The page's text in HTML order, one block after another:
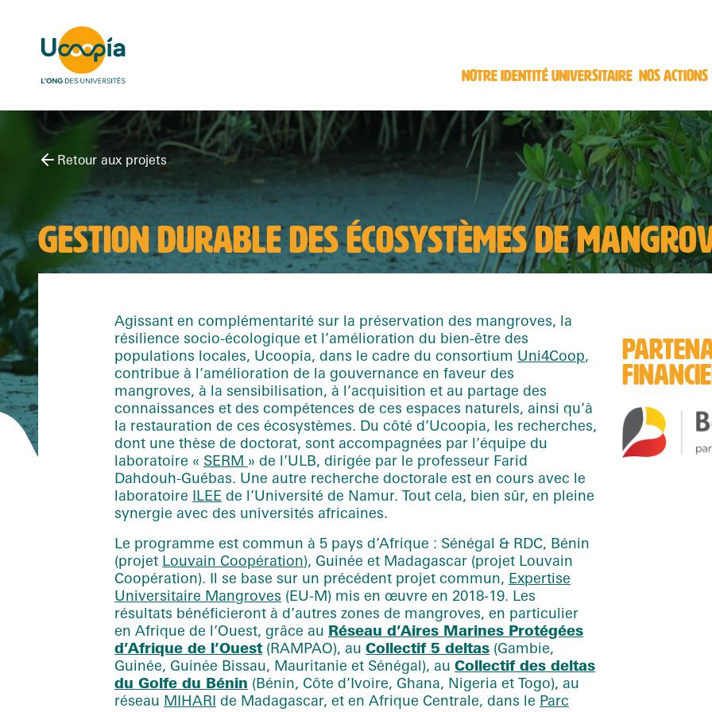
NOTRE IDENTITÉ UNIVERSITAIRE NOS ACTIONS
Retour aux projets
GESTION DURABLE DES ÉCOSYSTÈMES DE
Agissant en complémentarité sur la préservation des mangroves, la
résilience socio-écologique et l’amélioration du bien-être des
populations locales, Ucoopia, dans le cadre du consortium Uni4Coop,
contribue à l’amélioration de la gouvernance en faveur des
mangroves, à la sensibilisation, à l’acquisition et au partage des
connaissances et des compétences de ces espaces naturels, ainsi qu’à
la restauration de ces écosystèmes. Du côté d’Ucoopia, les recherches,
dont une thèse de doctorat, sont accompagnées par l’équipe du
laboratoire « SERM » de l’ULB, dirigée par le professeur Farid
Dahdouh-Guébas. Une autre recherche doctorale est en cours avec le
laboratoire ILEE de l’Université de Namur. Tout cela, bien sûr, en pleine
synergie avec des universités africaines.
Le programme est commun à 5 pays d’Afrique : Sénégal & RDC, Bénin
(projet Louvain Coopération), Guinée et Madagascar (projet Louvain
Coopération). Il se base sur un précédent projet commun, Expertise
Universitaire Mangroves (EU-M) mis en œuvre en 2018-19. Les
résultats bénéficieront à d’autres zones de mangroves, en particulier
en Afrique de l’Ouest, grâce au Réseau d’Aires Marines Protégées
d’Afrique de l’Ouest (RAMPAO), au Collectif 5 deltas (Gambie,
Guinée, Guinée Bissau, Mauritanie et Sénégal), au Collectif des deltas
du Golfe du Bénin (Bénin, Côte d’Ivoire, Ghana, Nigeria et Togo), au
réseau MIHARI de Madagascar, et en Afrique Centrale, dans le Parc